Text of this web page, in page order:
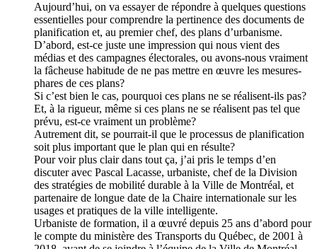
Aujourd’hui, on va essayer de répondre à quelques questions
essentielles pour comprendre la pertinence des documents de
planification et, au premier chef, des plans d’urbanisme.
D’abord, est-ce juste une impression qui nous vient des
médias et des campagnes électorales, ou avons-nous vraiment
la fâcheuse habitude de ne pas mettre en œuvre les mesures-
phares de ces plans?
Si c’est bien le cas, pourquoi ces plans ne se réalisent-ils pas?
Et, à la rigueur, même si ces plans ne se réalisent pas tel que
prévu, est-ce vraiment un problème?
Autrement dit, se pourrait-il que le processus de planification
soit plus important que le plan qui en résulte?
Pour voir plus clair dans tout ça, j’ai pris le temps d’en
discuter avec Pascal Lacasse, urbaniste, chef de la Division
des stratégies de mobilité durable à la Ville de Montréal, et
partenaire de longue date de la Chaire internationale sur les
usages et pratiques de la ville intelligente.
Urbaniste de formation, il a œuvré depuis 25 ans d’abord pour
le compte du ministère des Transports du Québec, de 2001 à